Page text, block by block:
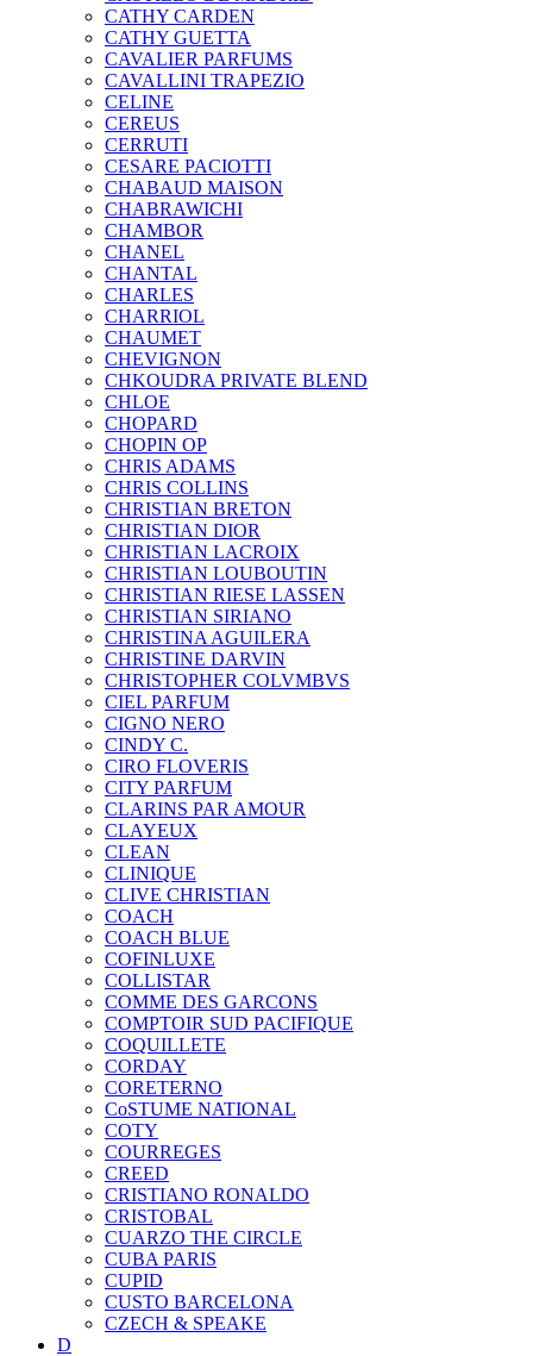
CATHY CARDEN
CATHY GUETTA
CAVALIER PARFUMS
CAVALLINI TRAPEZIO
CELINE
CEREUS
CERRUTI
CESARE PACIOTTI
CHABAUD MAISON
CHABRAWICHI
CHAMBOR
CHANEL
CHANTAL
CHARLES
CHARRIOL
CHAUMET
CHEVIGNON
CHKOUDRA PRIVATE BLEND
CHLOE
CHOPARD
CHOPIN OP
CHRIS ADAMS
CHRIS COLLINS
CHRISTIAN BRETON
CHRISTIAN DIOR
CHRISTIAN LACROIX
CHRISTIAN LOUBOUTIN
CHRISTIAN RIESE LASSEN
CHRISTIAN SIRIANO
CHRISTINA AGUILERA
CHRISTINE DARVIN
CHRISTOPHER COLVMBVS
CIEL PARFUM
CIGNO NERO
CINDY C.
CIRO FLOVERIS
CITY PARFUM
CLARINS PAR AMOUR
CLAYEUX
CLEAN
CLINIQUE
CLIVE CHRISTIAN
COACH
COACH BLUE
COFINLUXE
COLLISTAR
COMME DES GARCONS
COMPTOIR SUD PACIFIQUE
COQUILLETE
CORDAY
CORETERNO
CoSTUME NATIONAL
COTY
COURREGES
CREED
CRISTIANO RONALDO
CRISTOBAL
CUARZO THE CIRCLE
CUBA PARIS
CUPID
CUSTO BARCELONA
CZECH & SPEAKE
D